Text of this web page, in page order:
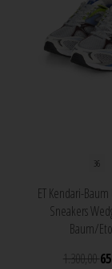
36
ET Kendari-
Sneakers
Baum/
1.300,00